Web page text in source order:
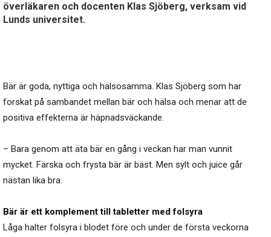
överläkaren och docenten Klas Sjöberg, verksam vid
Lunds universitet.
Bär är goda, nyttiga och hälsosamma. Klas Sjöberg som har
forskat på sambandet mellan bär och hälsa och menar att de
positiva effekterna är häpnadsväckande.
– Bara genom att äta bär en gång i veckan har man vunnit
mycket. Färska och frysta bär är bäst. Men sylt och juice går
nästan lika bra.
Bär är ett komplement till tabletter med folsyra
Låga halter folsyra i blodet före och under de första veckorna